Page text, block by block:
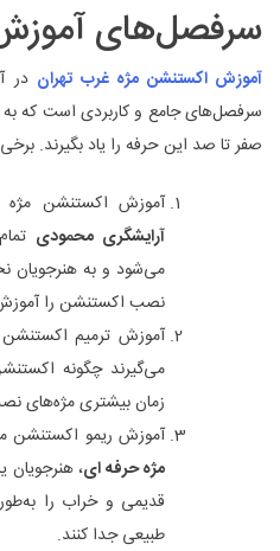
سرفصل‌های
آموزش اکستنشن مژه غرب تهران در
سرفصل‌های جامع و کاربردی است که به
صفر تا صد این حرفه را یاد بگیرند.
آموزش اکستنشن مژه از 0 تا 100: این
آرایشگری محمودی
می‌شود و به هنرجویان
نصب اکستنشن را
آموزش ترمیم
می‌گیرند چگونه
زمان بیشتری مژه‌های
آموزش ریمو
مژه حرفه ای،
قدیمی و خراب را
طبیعی جدا کنند.